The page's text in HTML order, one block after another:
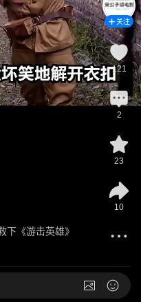
下《游击英雄》
关注
121
2
23
10